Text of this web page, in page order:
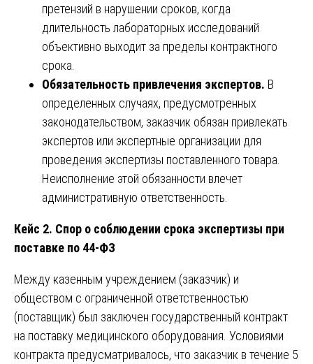
претензий в нарушении сроков, когда
длительность лабораторных исследований
объективно выходит за пределы контрактного
срока.
Обязательность привлечения экспертов. В
определенных случаях, предусмотренных
законодательством, заказчик обязан привлекать
экспертов или экспертные организации для
проведения экспертизы поставленного товара.
Неисполнение этой обязанности влечет
административную ответственность.
Кейс 2. Спор о соблюдении срока экспертизы при
поставке по 44-ФЗ
Между казенным учреждением (заказчик) и
обществом с ограниченной ответственностью
(поставщик) был заключен государственный контракт
на поставку медицинского оборудования. Условиями
контракта предусматривалось, что заказчик в течение 5